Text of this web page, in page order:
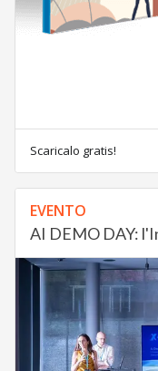
Scaricalo gratis!
EVENTO
AI DEMO DAY: